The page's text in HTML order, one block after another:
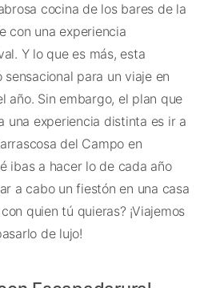
cocina de los bares de la
con una experiencia
Y lo que es más, esta
para un viaje en
año. Sin embargo, el plan que
una experiencia distinta es ir a
del Campo en
ibas a hacer lo de cada año
a cabo un fiestón en una casa
quien tú quieras? ¡Viajemos
de lujo!